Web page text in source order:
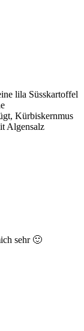
lila Süsskartoffel
Kürbiskernmus
Algensalz
sehr 🙂